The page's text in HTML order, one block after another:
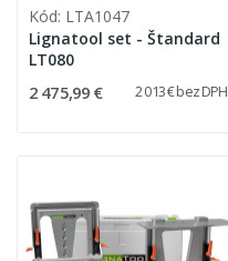
Kód: LTA1047
Lignatool set - Štandard
LT080
2 475,99 € 2 013 € bez DPH